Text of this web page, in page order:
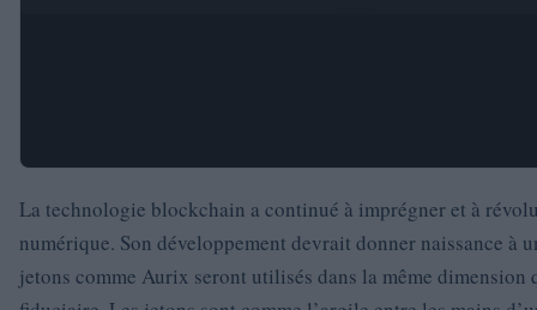
La technologie blockchain a continué à imprégner et à
numérique. Son développement devrait donner naissance à
jetons comme Aurix seront utilisés dans la même dimension